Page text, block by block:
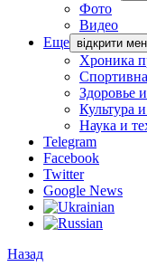
Фото
Видео
Еще відкрити
Хроника
Здоровье
Культура
Наука и
Telegram
Facebook
Twitter
Google News
Назад